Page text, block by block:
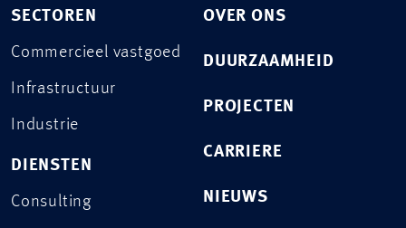
SECTOREN
Commercieel vastgoed
Infrastructuur
Industrie
DIENSTEN
Consulting
OVER ONS
DUURZAAMHEID
PROJECTEN
CARRIERE
NIEUWS